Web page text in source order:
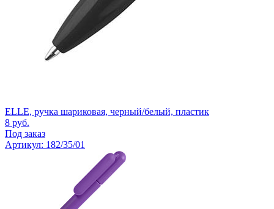
ELLE, ручка шариковая, черный/белый, пластик
8 руб.
Под заказ
Артикул: 182/35/01